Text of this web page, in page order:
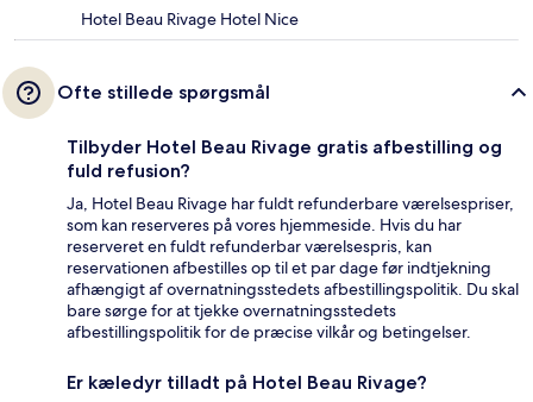
Hotel Beau Rivage Hotel Nice
Ofte stillede spørgsmål
Tilbyder Hotel Beau Rivage gratis afbestilling og
fuld refusion?
Ja, Hotel Beau Rivage har fuldt refunderbare værelsespriser,
som kan reserveres på vores hjemmeside. Hvis du har
reserveret en fuldt refunderbar værelsespris, kan
reservationen afbestilles op til et par dage før indtjekning
afhængigt af overnatningsstedets afbestillingspolitik. Du skal
bare sørge for at tjekke overnatningsstedets
afbestillingspolitik for de præcise vilkår og betingelser.
Er kæledyr tilladt på Hotel Beau Rivage?